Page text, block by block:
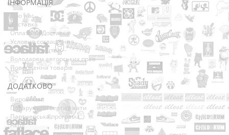
ІНФОРМАЦІЯ
Про нас
Доставка
Оплата та Доставка
Условия соглашения
Співробітництво
Володарям авторських прав
Повернення товарів
ДОДАТКОВО
Виробники
Подарункові сертифікати
Партнерська програма
Акції